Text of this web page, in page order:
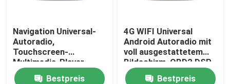
Navigation Universal-
Autoradio,
Touchscreen-
Multimedia-Player
1920 × 720 IPS
Bestpreis
4G WIFI Universal
Android Autoradio mit
voll ausgestattetem
Bildschirm, OBD2 DSP
CarPlay
Bestpreis